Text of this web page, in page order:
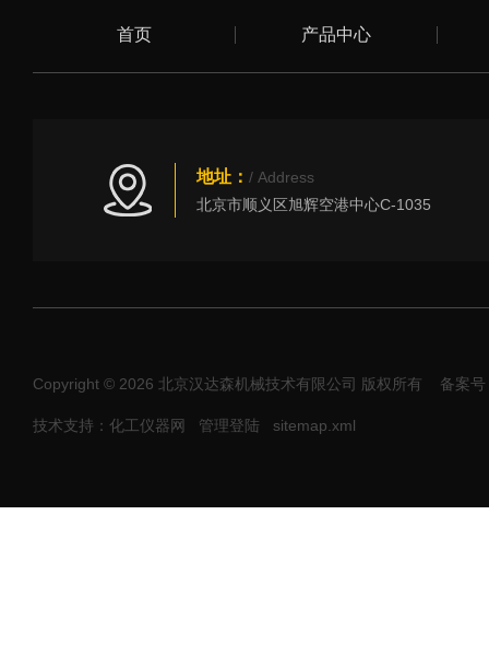
首页 产品中心
地址： / Address
北京市顺义区旭辉空港中心C-1035
Copyright © 2026 北京汉达森机械技术有限公司 版权所有 备案
技术支持：化工仪器网 管理登陆 sitemap.xml